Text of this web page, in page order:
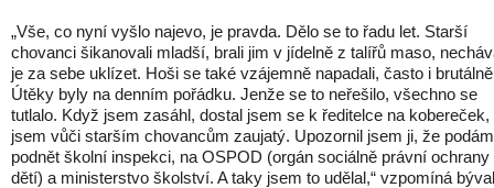
„Vše, co nyní vyšlo najevo, je pravda. Dělo se to řadu let. Starší
chovanci šikanovali mladší, brali jim v jídelně z talířů maso,
je za sebe uklízet. Hoši se také vzájemně napadali, často i
Útěky byly na denním pořádku. Jenže se to neřešilo, všechno se
tutlalo. Když jsem zasáhl, dostal jsem se k ředitelce na kobereček,
jsem vůči starším chovancům zaujatý. Upozornil jsem ji, že podám
podnět školní inspekci, na OSPOD (orgán sociálně právní ochrany
dětí) a ministerstvo školství. A taky jsem to udělal,“ vzpomíná